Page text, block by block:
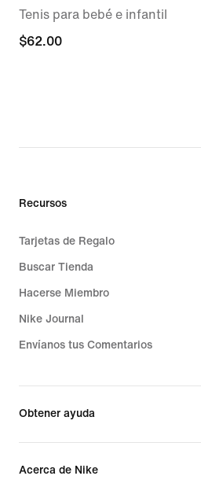
Tenis para bebé e infantil
$62.00
$62.00
Recursos
Tarjetas de Regalo
Buscar Tienda
Hacerse Miembro
Nike Journal
Envíanos tus Comentarios
Obtener ayuda
Acerca de Nike